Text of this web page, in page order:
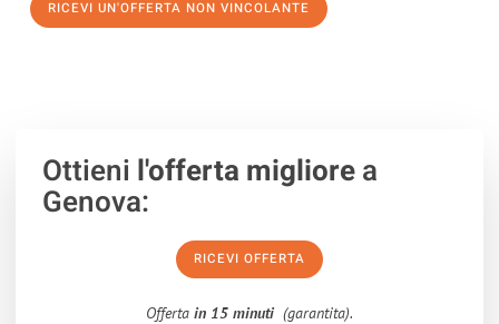
RICEVI UN'OFFERTA NON VINCOLANTE
Ottieni l'offerta migliorea
Genova:
RICEVI OFFERTA
Offerta in 15 minuti (garantita).